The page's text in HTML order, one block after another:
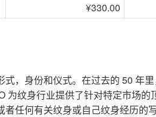
¥330.00
式，身份和仪式。在过去的 50 年
为纹身行业提供了针对特定市场
任何有关纹身或自己纹身经历的